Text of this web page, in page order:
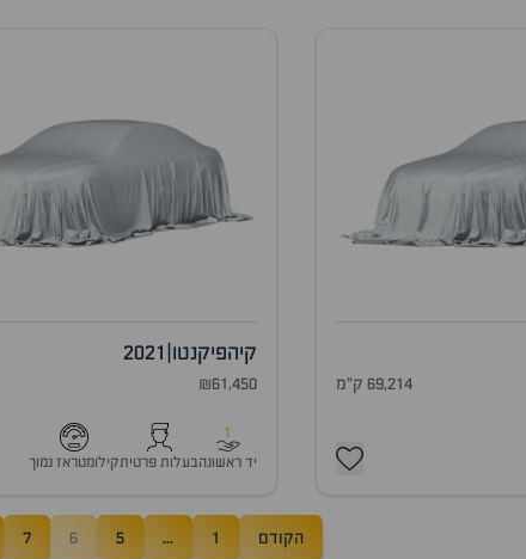
69,214 ק"מ
קיהפיקנטו 2021
₪61,450
1
יד ראשונהבעלות פרטיתקילומטראז נמוך
הקודם 1
...
5
6
7